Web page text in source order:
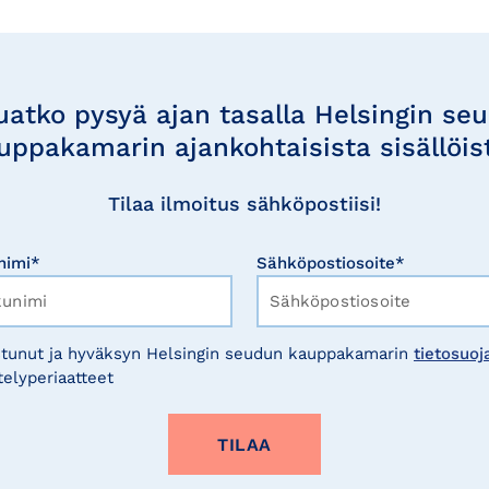
pysyä ajan tasalla Helsingin
ajankohtaisista
Tilaa ilmoitus sähköpostiisi!
Sähköpostiosoite*
ja hyväksyn Helsingin seudun kauppakamarin